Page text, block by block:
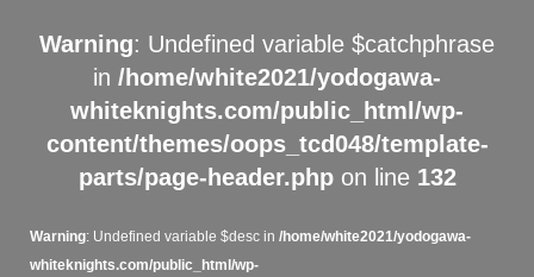
Warning: Undefined variable $catchphrase
in /home/white2021/yodogawa-
whiteknights.com/public_html/wp-
content/themes/oops_tcd048/template-
parts/page-header.phpon line 132
Warning: Undefined variable $desc in /home/white2021/yodogawa-
whiteknights.com/public_html/wp-